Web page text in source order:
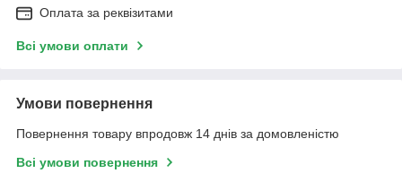
Оплата за реквізитами
Всі умови оплати
Умови повернення
Повернення товару впродовж 14 днів за домовленістю
Всі умови повернення